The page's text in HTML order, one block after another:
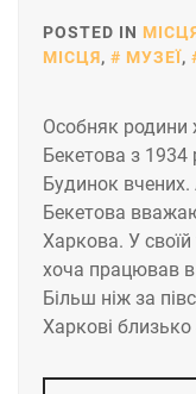
POSTED IN
МІСЦЯ, МУЗЕЇ,
Особняк родини
Бекетова з
Будинок вчених.
Бекетова
Харкова. У своїй
хоча працював
Більш ніж за
Харкові близько